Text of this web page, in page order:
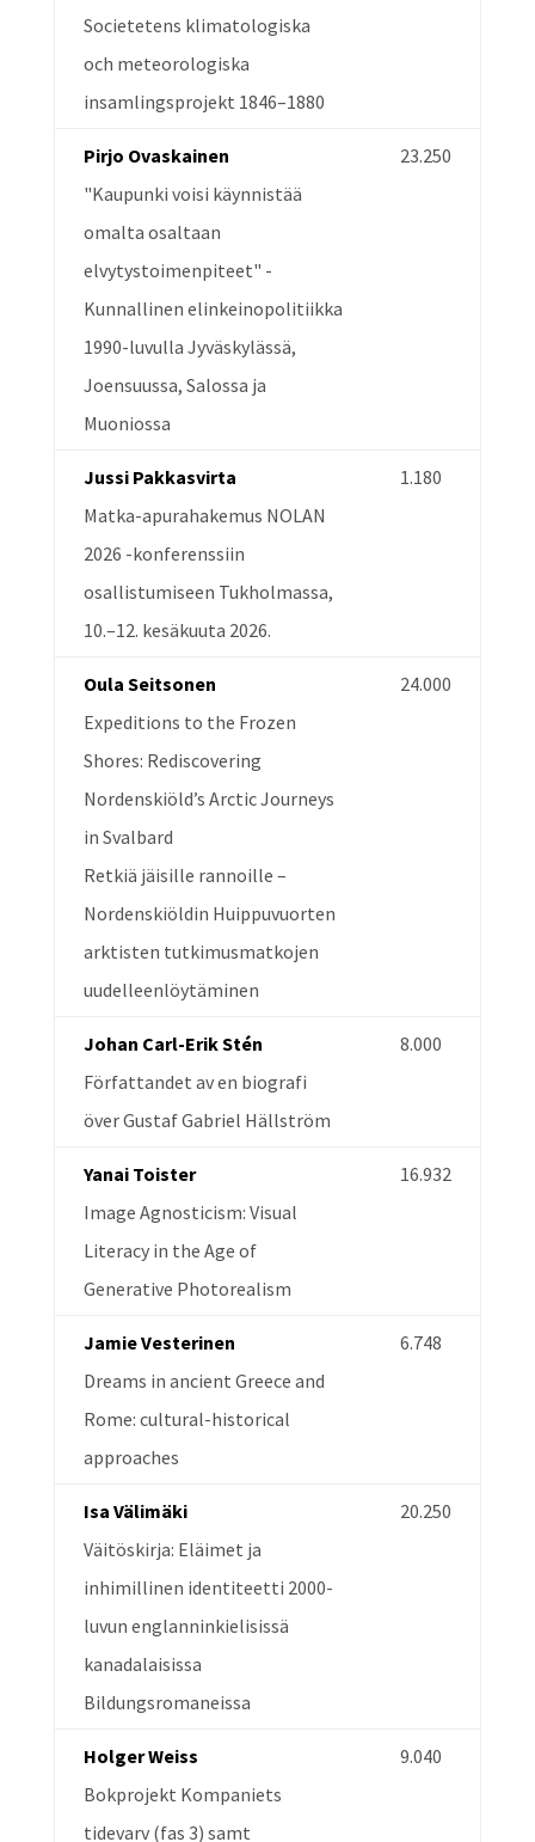
Societetens klimatologiska
och meteorologiska
insamlingsprojekt 1846–1880
Pirjo Ovaskainen
"Kaupunki voisi käynnistää
omalta osaltaan
elvytystoimenpiteet" -
Kunnallinen elinkeinopolitiikka
1990-luvulla Jyväskylässä,
Joensuussa, Salossa ja
Muoniossa
23.250
Jussi Pakkasvirta
Matka-apurahakemus NOLAN
2026 -konferenssiin
osallistumiseen Tukholmassa,
10.–12. kesäkuuta 2026.
1.180
Oula Seitsonen
Expeditions to the Frozen
Shores: Rediscovering
Nordenskiöld’s Arctic Journeys
in Svalbard
Retkiä jäisille rannoille –
Nordenskiöldin Huippuvuorten
arktisten tutkimusmatkojen
uudelleenlöytäminen
24.000
Johan Carl-Erik Stén
Författandet av en biografi
över Gustaf Gabriel Hällström
8.000
Yanai Toister
Image Agnosticism: Visual
Literacy in the Age of
Generative Photorealism
16.932
Jamie Vesterinen
Dreams in ancient Greece and
Rome: cultural-historical
approaches
6.748
Isa Välimäki
Väitöskirja: Eläimet ja
inhimillinen identiteetti 2000-
luvun englanninkielisissä
kanadalaisissa
Bildungsromaneissa
20.250
Holger Weiss
Bokprojekt Kompaniets
tidevarv (fas 3) samt
9.040